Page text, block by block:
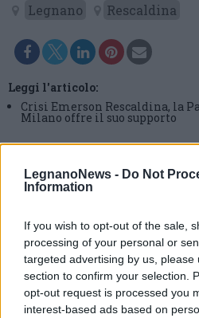
LegnanoNews - Do Not
Information
If you wish to opt-out of the sale,
processing of your personal or
targeted advertising by us, please
section to confirm your selection.
opt-out request is processed you
interest-based ads based on
Legnano
Rescaldina
Leggi l'articolo:
Crisi Emerson Rescaldina, la
Milano offre il suo supporto